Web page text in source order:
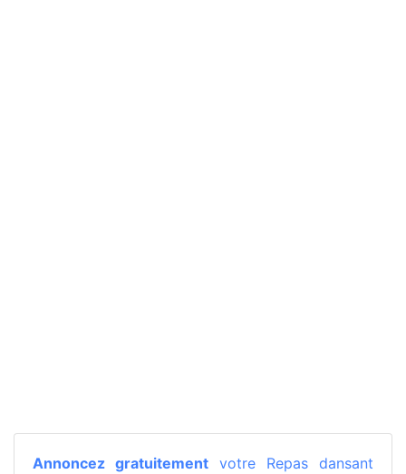
Annoncez gratuitement votre Repas dansant